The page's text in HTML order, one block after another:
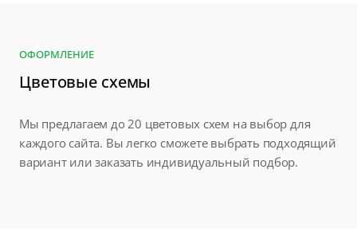
ОФОРМЛЕНИЕ
Цветовые схемы
Мы предлагаем до 20 цветовых схем на выбор для
каждого сайта. Вы легко сможете выбрать подходящий
вариант или заказать индивидуальный подбор.